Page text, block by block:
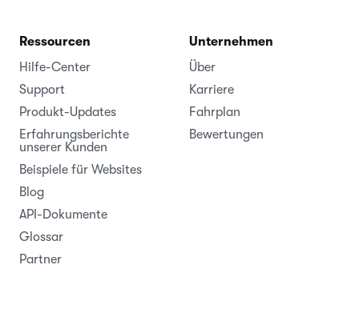
Ressourcen
Hilfe-Center
Support
Produkt-Updates
Erfahrungsberichte
unserer Kunden
Beispiele für Websites
Blog
API-Dokumente
Glossar
Partner
Unternehmen
Über
Karriere
Fahrplan
Bewertungen